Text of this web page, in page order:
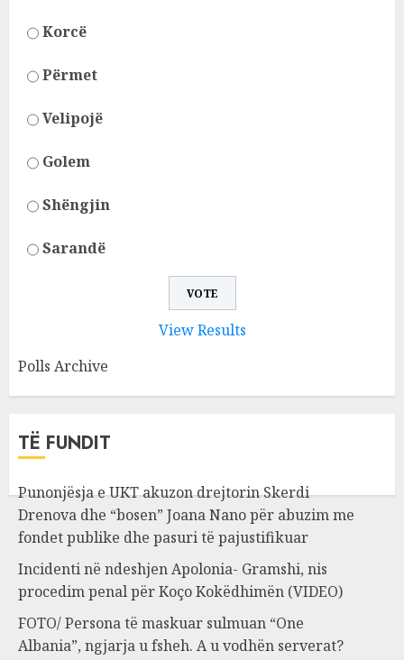
Korcë
Përmet
Velipojë
Golem
Shëngjin
Sarandë
View Results
Polls Archive
TË FUNDIT
Punonjësja e UKT akuzon drejtorin Skerdi
Drenova dhe “bosen” Joana Nano për abuzim me
fondet publike dhe pasuri të pajustifikuar
Incidenti në ndeshjen Apolonia- Gramshi, nis
procedim penal për Koço Kokëdhimën (VIDEO)
FOTO/ Persona të maskuar sulmuan “One
Albania”, ngjarja u fsheh. A u vodhën serverat?